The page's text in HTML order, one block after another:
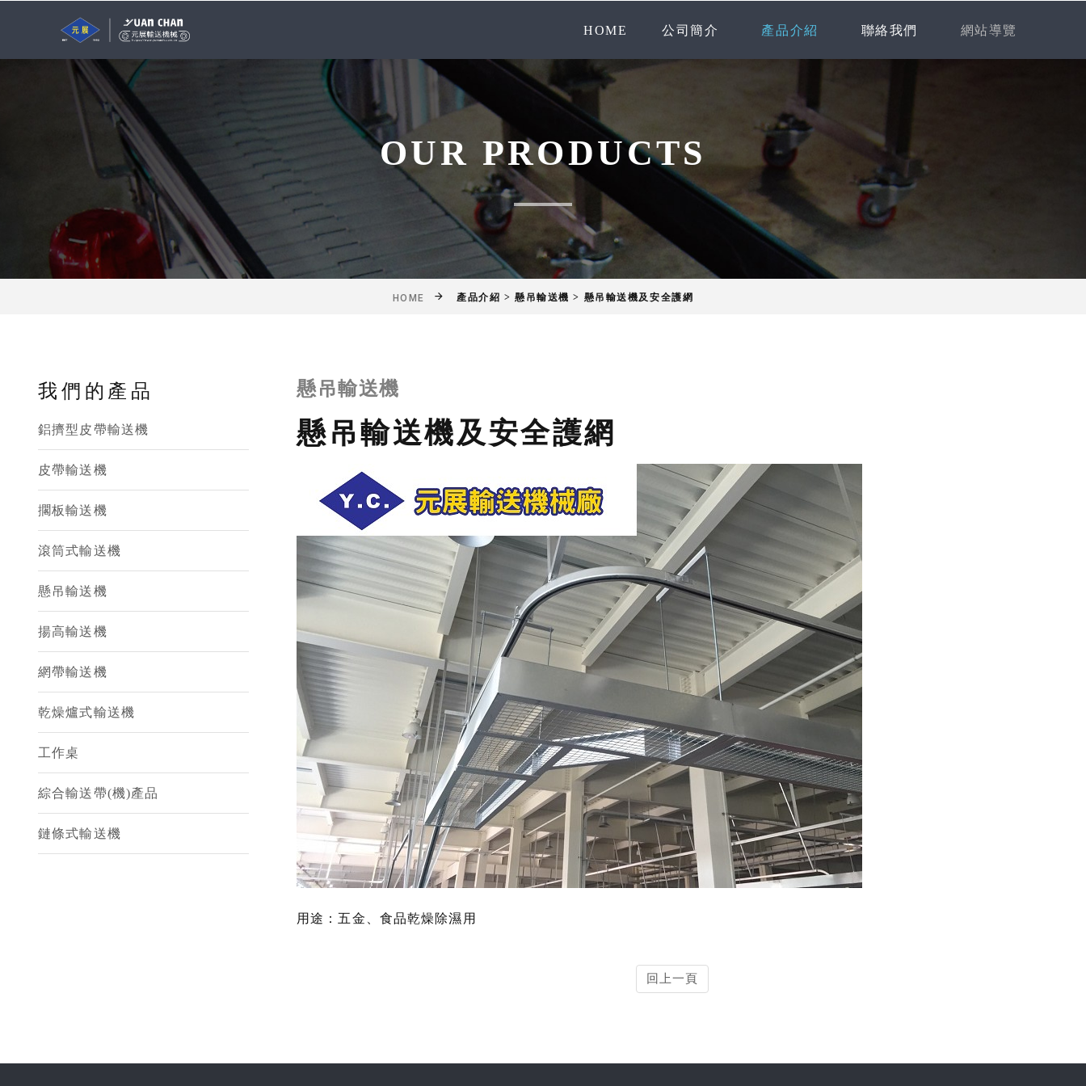
HOME 公司簡介 產品介紹 聯絡我們 網站導覽
OUR PRODUCTS
HOME 產品介紹 > 懸吊輸送機 > 懸吊輸送機及安全護網
我們的產品
鋁擠型皮帶輸送機
皮帶輸送機
擱板輸送機
滾筒式輸送機
懸吊輸送機
揚高輸送機
網帶輸送機
乾燥爐式輸送機
工作桌
綜合輸送帶(機)產品
鏈條式輸送機
懸吊輸送機
懸吊輸送機及安全護網
用途：五金、食品乾燥除濕用
回上一頁